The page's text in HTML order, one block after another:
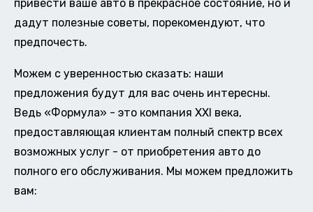
привести ваше авто в прекрасное состояние, но и
дадут полезные советы, порекомендуют, что
предпочесть.
Можем с уверенностью сказать: наши
предложения будут для вас очень интересны.
Ведь «Формула» - это компания XXI века,
предоставляющая клиентам полный спектр всех
возможных услуг - от приобретения авто до
полного его обслуживания. Мы можем предложить
вам: